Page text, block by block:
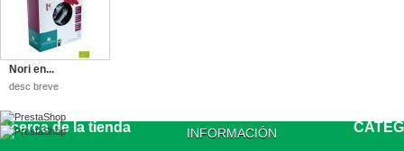
Nori en...
desc breve
Acerca de la tienda INFORMACIÓN